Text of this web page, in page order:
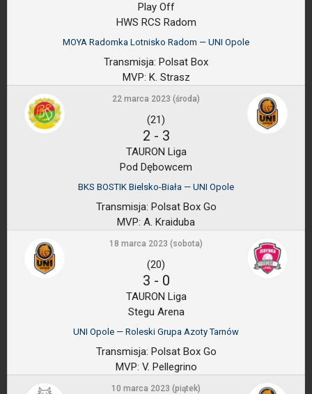
Play Off
HWS RCS Radom
MOYA Radomka Lotnisko Radom — UNI Opole
Transmisja: Polsat Box
MVP: K. Strasz
22 marca 2023 (środa)
(21)
2 - 3
TAURON Liga
Pod Dębowcem
BKS BOSTIK Bielsko-Biała — UNI Opole
Transmisja: Polsat Box Go
MVP: A. Kraiduba
18 marca 2023 (sobota)
(20)
3 - 0
TAURON Liga
Stegu Arena
UNI Opole — Roleski Grupa Azoty Tarnów
Transmisja: Polsat Box Go
MVP: V. Pellegrino
10 marca 2023 (piątek)